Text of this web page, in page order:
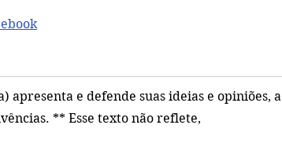
apresenta e defende suas ideias e opiniões, a
** Esse texto não reflete,